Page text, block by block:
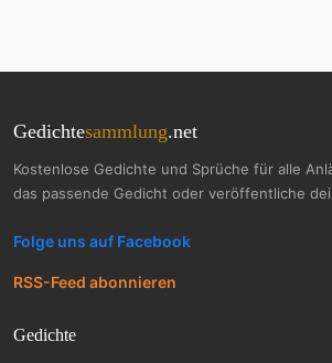
Gedichtesammlung.net
Kostenlose Gedichte und Sprüche für alle
das passende Gedicht oder veröffentliche
Folge uns auf Facebook
RSS-Feed abonnieren
Gedichte